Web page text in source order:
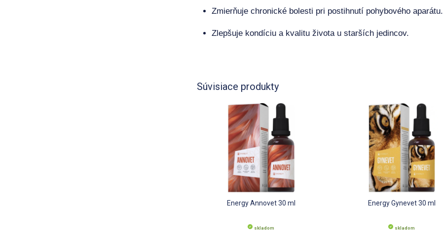
Zmierňuje chronické bolesti pri postihnutí pohybového aparátu.
Zlepšuje kondíciu a kvalitu života u starších jedincov.
Súvisiace produkty
Energy Annovet 30 ml
skladom
Energy Gynevet 30 ml
skladom